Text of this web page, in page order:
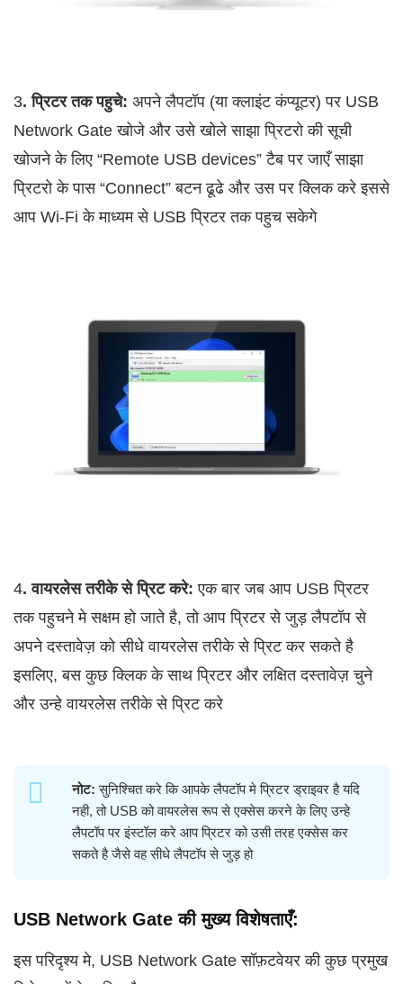
3. प्रिटर तक पहुचे: अपने लैपटॉप (या क्लाइंट कंप्यूटर) पर USB
Network Gate खोजे और उसे खोले साझा प्रिटरो की सूची
खोजने के लिए “Remote USB devices” टैब पर जाएँ साझा
प्रिटरो के पास “Connect” बटन ढूढे और उस पर क्लिक करे इससे
आप Wi-Fi के माध्यम से USB प्रिटर तक पहुच सकेगे
4. वायरलेस तरीके से प्रिट करे: एक बार जब आप USB प्रिटर
तक पहुचने मे सक्षम हो जाते है, तो आप प्रिटर से जुड़ लैपटॉप से
अपने दस्तावेज़ को सीधे वायरलेस तरीके से प्रिट कर सकते है
इसलिए, बस कुछ क्लिक के साथ प्रिटर और लक्षित दस्तावेज़ चुने
और उन्हे वायरलेस तरीके से प्रिट करे
नोट: सुनिश्चित करे कि आपके लैपटॉप मे प्रिटर ड्राइवर है यदि
नही, तो USB को वायरलेस रूप से एक्सेस करने के लिए उन्हे
लैपटॉप पर इंस्टॉल करे आप प्रिटर को उसी तरह एक्सेस कर
सकते है जैसे वह सीधे लैपटॉप से जुड़ हो
USB Network Gate की मुख्य विशेषताएँ:
इस परिदृश्य मे, USB Network Gate सॉफ़टवेयर की कुछ प्रमुख